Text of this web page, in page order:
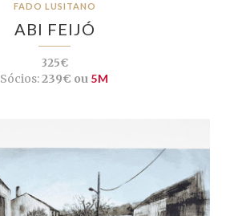
FADO LUSITANO
ABI FEIJÓ
325€
Sócios:239€ ou 5M